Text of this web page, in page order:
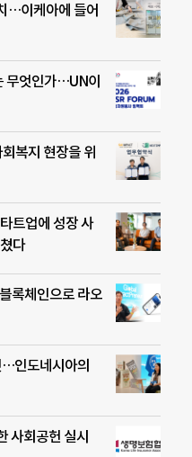
…이케아에 들어
무엇인가…UN이
복지 현장을 위
트업에 성장 사
다
록체인으로 라오
인도네시아의
사회공헌 실시